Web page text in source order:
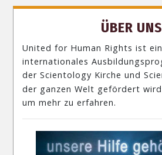
ÜBER UNS
United for Human Rights ist
internationales
der Scientology Kirche und
der ganzen Welt gefördert
um mehr zu erfahren.